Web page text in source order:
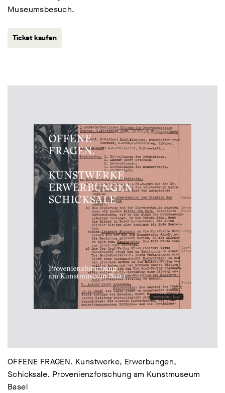
Museumsbesuch.
Ticket kaufen
OFFENE FRAGEN. Kunstwerke, Erwerbungen,
Schicksale. Provenienzforschung am Kunstmuseum
Basel